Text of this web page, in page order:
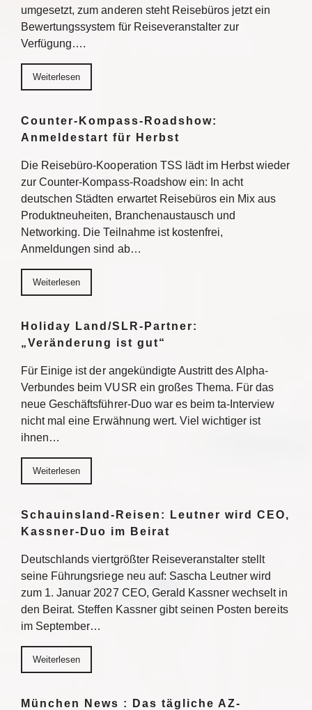
umgesetzt, zum anderen steht Reisebüros jetzt ein
Bewertungssystem für Reiseveranstalter zur
Verfügung….
Weiterlesen
Counter-Kompass-Roadshow:
Anmeldestart für Herbst
Die Reisebüro-Kooperation TSS lädt im Herbst wieder
zur Counter-Kompass-Roadshow ein: In acht
deutschen Städten erwartet Reisebüros ein Mix aus
Produktneuheiten, Branchenaustausch und
Networking. Die Teilnahme ist kostenfrei,
Anmeldungen sind ab…
Weiterlesen
Holiday Land/SLR-Partner:
„Veränderung ist gut“
Für Einige ist der angekündigte Austritt des Alpha-
Verbundes beim VUSR ein großes Thema. Für das
neue Geschäftsführer-Duo war es beim ta-Interview
nicht mal eine Erwähnung wert. Viel wichtiger ist
ihnen…
Weiterlesen
Schauinsland-Reisen: Leutner wird CEO,
Kassner-Duo im Beirat
Deutschlands viertgrößter Reiseveranstalter stellt
seine Führungsriege neu auf: Sascha Leutner wird
zum 1. Januar 2027 CEO, Gerald Kassner wechselt in
den Beirat. Steffen Kassner gibt seinen Posten bereits
im September…
Weiterlesen
München News : Das tägliche AZ-